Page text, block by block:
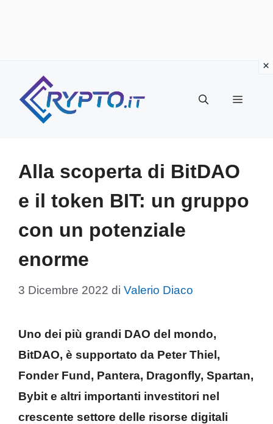
contenuto
Menu
Alla scoperta di BitDAO
e il token BIT: un gruppo
con un potenziale
enorme
3 Dicembre 2022 di Valerio Diaco
Uno dei più grandi DAO del mondo,
BitDAO, è supportato da Peter Thiel,
Fonder Fund, Pantera, Dragonfly, Spartan,
Bybit e altri importanti investitori nel
crescente settore delle risorse digitali